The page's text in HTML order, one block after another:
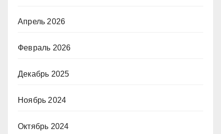
Апрель 2026
Февраль 2026
Декабрь 2025
Ноябрь 2024
Октябрь 2024